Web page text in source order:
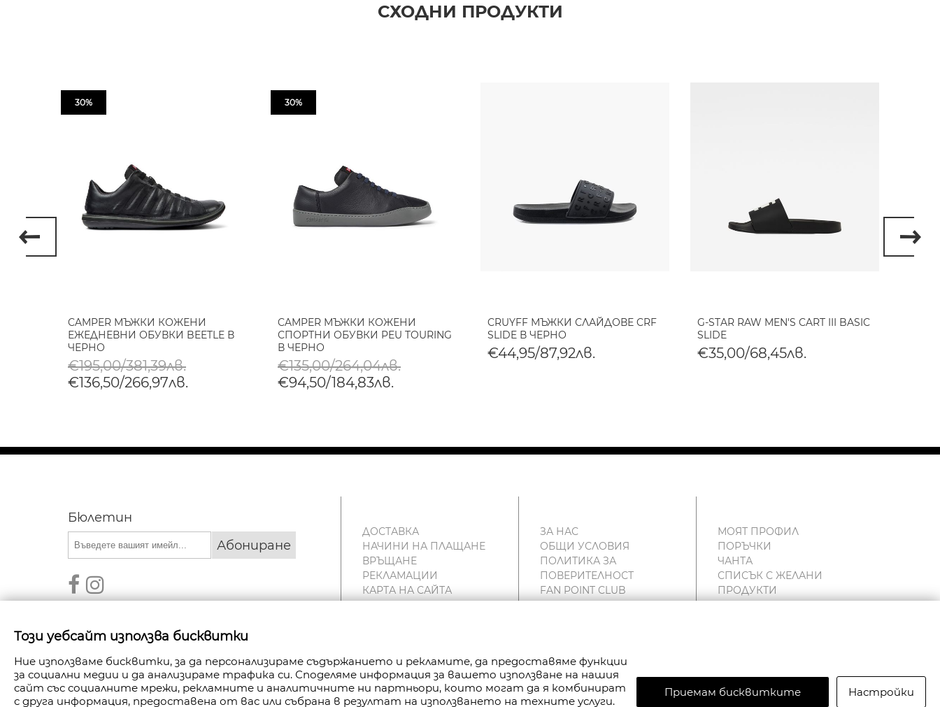
СХОДНИ ПРОДУКТИ
30%
CAMPER МЪЖКИ КОЖЕНИ
ЕЖЕДНЕВНИ ОБУВКИ BEETLE В
ЧЕРНО
€195,00/381,39лв.
€136,50/266,97лв.
30%
CAMPER МЪЖКИ КОЖЕНИ
СПОРТНИ ОБУВКИ PEU TOURING
В ЧЕРНО
€135,00/264,04лв.
€94,50/184,83лв.
CRUYFF МЪЖКИ СЛАЙДОВЕ CRF
SLIDE В ЧЕРНО
€44,95/87,92лв.
G-STAR RAW MEN'S CART III BASIC
SLIDE
€35,00/68,45лв.
Бюлетин
Абониране
ДОСТАВКА
НАЧИНИ НА ПЛАЩАНЕ
ВРЪЩАНЕ
РЕКЛАМАЦИИ
КАРТА НА САЙТА
КОНТАКТИ
ЗА НАС
ОБЩИ УСЛОВИЯ
ПОЛИТИКА ЗА
ПОВЕРИТЕЛНОСТ
FAN POINT CLUB
МАГАЗИНИ
МОЯТ ПРОФИЛ
ПОРЪЧКИ
ЧАНТА
СПИСЪК С ЖЕЛАНИ
ПРОДУКТИ
АВТОРСКИ ПРАВА © 2026 FANPOINT. ВСИЧКИ ПРАВА ЗАПАЗЕНИ.
Този уебсайт използва бисквитки
Ние използваме бисквитки, за да персонализираме съдържанието и рекламите, да предоставяме функции
за социални медии и да анализираме трафика си. Споделяме информация за вашето използване на нашия
сайт със социалните мрежи, рекламните и аналитичните ни партньори, които могат да я комбинират
с друга информация, предоставена от вас или събрана в резултат на използването на техните услуги.
Приемам бисквитките Настройки